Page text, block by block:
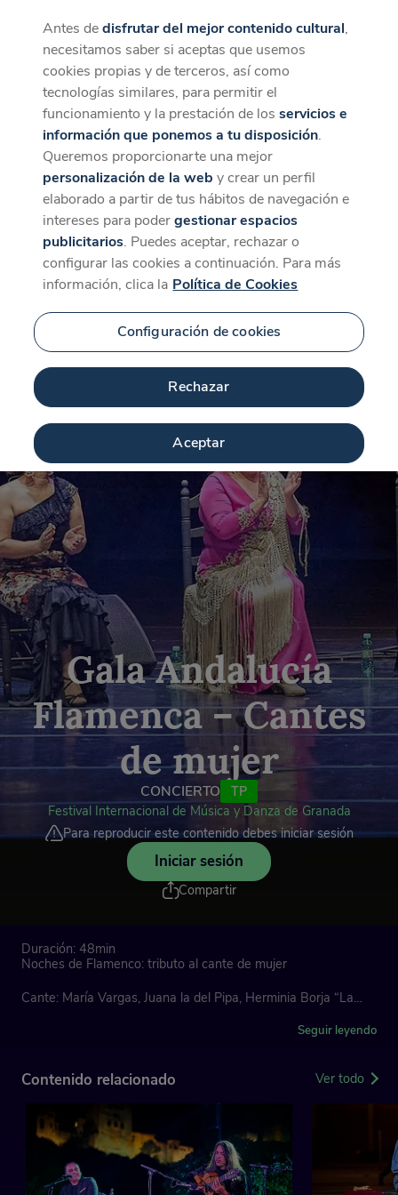
CaixaForum+
La mejor experiencia desde la App
Descargar
Gala Andalucía
Flamenca – Cantes
de mujer
CONCIERTO
TP
Festival Internacional de Música y Danza de Granada
Para reproducir este contenido debes iniciar sesión
Iniciar sesión
Compartir
Duración: 48min
Noches de Flamenco: tributo al cante de mujer
Cante: María Vargas, Juana la del Pipa, Herminia Borja “La
Antonio Soto
Producción del Festival de Granada
Exquisito repertorio de voces femeninas de la actualidad
jonda como tributo al cante de mujer. Una apuesta arriesgada
Seguir leyendo
Contenido relacionado Ver todo
Antes dedisfrutar del mejor contenido cultural,
necesitamos saber si aceptas que usemos
cookies propias y de terceros, así como
tecnologías similares, para permitir el
funcionamiento y la prestación de losservicios e
información que ponemos a tu disposición.
Queremos proporcionarte una mejor
personalización de la web y crear un perfil
elaborado a partir de tus hábitos de navegación e
intereses para podergestionar espacios
publicitarios. Puedes aceptar, rechazar o
configurar las cookies a continuación. Para más
información, clica la Política de Cookies
Configuración de cookies
Rechazar
Aceptar